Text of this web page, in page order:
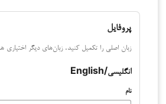
پروفایل
زبان اصلی را تکمیل کنید. زبان‌های دیگر اختیاری
انگلیسی/English
نام